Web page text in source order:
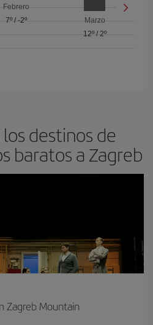
Febrero
7º/ -2º
Marzo
12º/ 2º
destinos de
baratos a Zagreb
Zagreb Mountain